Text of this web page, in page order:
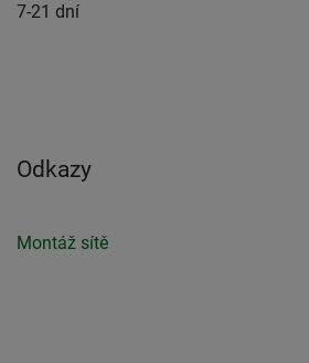
7-21 dní
Odkazy
Montáž sítě